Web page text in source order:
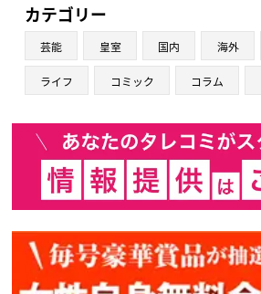
カテゴリー
芸能 皇室 国内 海外
ライフ コミック コラム